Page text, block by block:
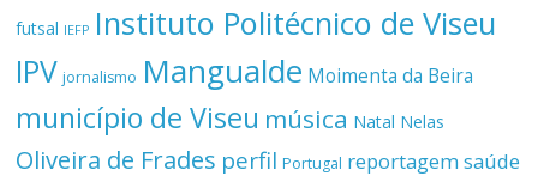
futsal IEFP Instituto Politécnico de Viseu
IPV jornalismo Mangualde Moimenta da Beira
município de Viseu música Natal Nelas
Oliveira de Frades perfil Portugal reportagemsaúde